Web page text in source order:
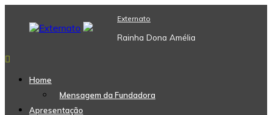
content
Externato
Rainha Dona Amélia
Home
Mensagem da Fundadora
Apresentação